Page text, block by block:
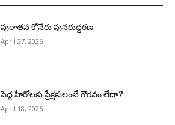
పురాత‌న కోనేరు పున‌రుద్ధ‌ర‌ణ
April 27, 2026
పెద్ద హీరోల‌కు ప్రేక్ష‌కులంటే గౌర‌వం లేదా?
April 18, 2026